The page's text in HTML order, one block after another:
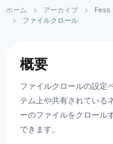
ホーム アーカイブ
Fess
ファイルクロール
概要
ファイルクロールの設定
テム上や共有されている
ーのファイルをクロール
できます。